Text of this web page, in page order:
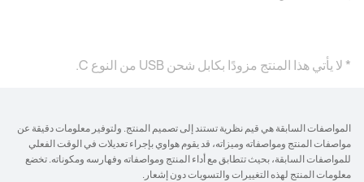
* لا يأتي هذا المنتج مزودًا بكابل شحن USB من النوع C.
المواصفات السابقة هي قيم نظرية تستند إلى تصميم المنتج. ولتوفير معلومات دقيقة عن
مواصفات المنتج ومواصفاته وميزاته، قد يقوم هواوي بإجراء تعديلات في الوقت الفعلي
للمواصفات السابقة، بحيث تتطابق مع أداء المنتج ومواصفاته وفهارسه ومكوناته. تخضع
معلومات المنتج لهذه التغييرات والتسويات دون إشعار.